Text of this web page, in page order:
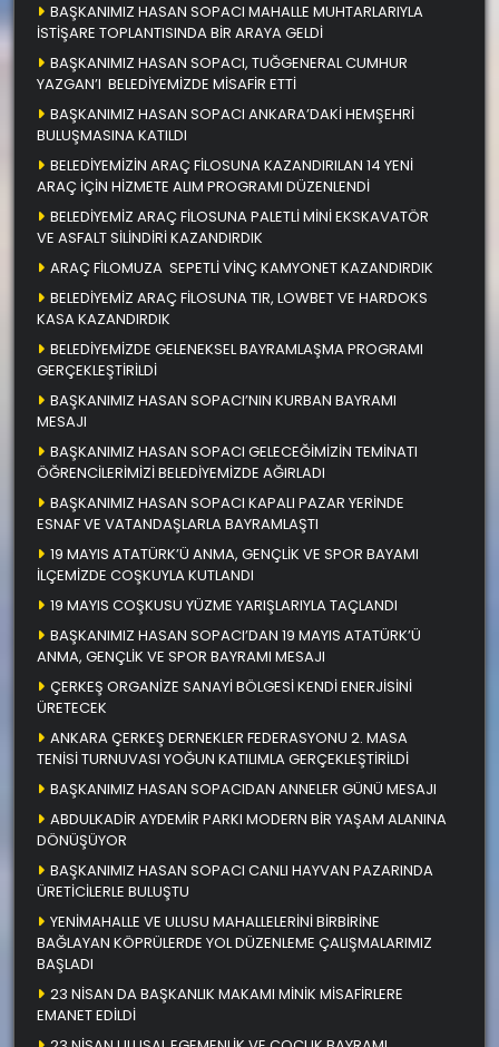
BAŞKANIMIZ HASAN SOPACI MAHALLE MUHTARLARIYLA
İSTİŞARE TOPLANTISINDA BİR ARAYA GELDİ
BAŞKANIMIZ HASAN SOPACI, TUĞGENERAL CUMHUR
YAZGAN’I BELEDİYEMİZDE MİSAFİR ETTİ
BAŞKANIMIZ HASAN SOPACI ANKARA’DAKİ HEMŞEHRİ
BULUŞMASINA KATILDI
BELEDİYEMİZİN ARAÇ FİLOSUNA KAZANDIRILAN 14 YENİ
ARAÇ İÇİN HİZMETE ALIM PROGRAMI DÜZENLENDİ
BELEDİYEMİZ ARAÇ FİLOSUNA PALETLİ MİNİ EKSKAVATÖR
VE ASFALT SİLİNDİRİ KAZANDIRDIK
ARAÇ FİLOMUZA SEPETLİ VİNÇ KAMYONET KAZANDIRDIK
BELEDİYEMİZ ARAÇ FİLOSUNA TIR, LOWBET VE HARDOKS
KASA KAZANDIRDIK
BELEDİYEMİZDE GELENEKSEL BAYRAMLAŞMA PROGRAMI
GERÇEKLEŞTİRİLDİ
BAŞKANIMIZ HASAN SOPACI’NIN KURBAN BAYRAMI
MESAJI
BAŞKANIMIZ HASAN SOPACI GELECEĞİMİZİN TEMİNATI
ÖĞRENCİLERİMİZİ BELEDİYEMİZDE AĞIRLADI
BAŞKANIMIZ HASAN SOPACI KAPALI PAZAR YERİNDE
ESNAF VE VATANDAŞLARLA BAYRAMLAŞTI
19 MAYIS ATATÜRK’Ü ANMA, GENÇLİK VE SPOR BAYAMI
İLÇEMİZDE COŞKUYLA KUTLANDI
19 MAYIS COŞKUSU YÜZME YARIŞLARIYLA TAÇLANDI
BAŞKANIMIZ HASAN SOPACI’DAN 19 MAYIS ATATÜRK’Ü
ANMA, GENÇLİK VE SPOR BAYRAMI MESAJI
ÇERKEŞ ORGANİZE SANAYİ BÖLGESİ KENDİ ENERJİSİNİ
ÜRETECEK
ANKARA ÇERKEŞ DERNEKLER FEDERASYONU 2. MASA
TENİSİ TURNUVASI YOĞUN KATILIMLA GERÇEKLEŞTİRİLDİ
BAŞKANIMIZ HASAN SOPACIDAN ANNELER GÜNÜ MESAJI
ABDULKADİR AYDEMİR PARKI MODERN BİR YAŞAM ALANINA
DÖNÜŞÜYOR
BAŞKANIMIZ HASAN SOPACI CANLI HAYVAN PAZARINDA
ÜRETİCİLERLE BULUŞTU
YENİMAHALLE VE ULUSU MAHALLELERİNİ BİRBİRİNE
BAĞLAYAN KÖPRÜLERDE YOL DÜZENLEME ÇALIŞMALARIMIZ
BAŞLADI
23 NİSAN DA BAŞKANLIK MAKAMI MİNİK MİSAFİRLERE
EMANET EDİLDİ